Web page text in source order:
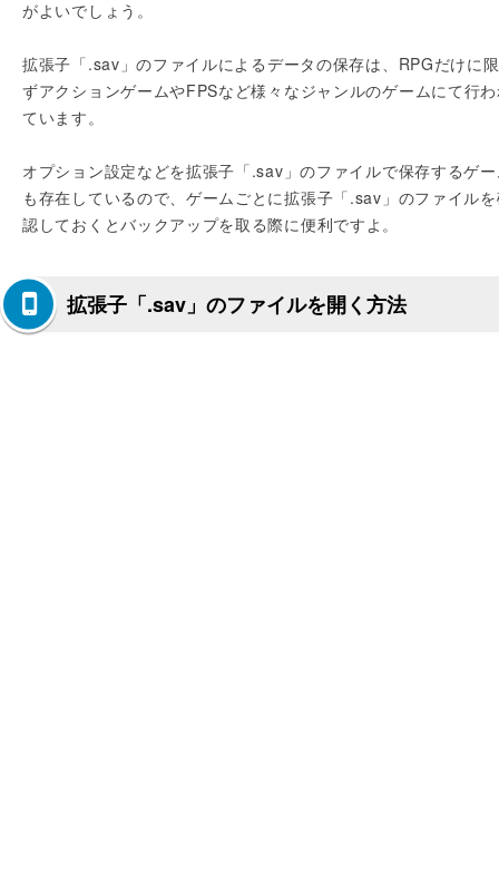
がよいでしょう。
拡張子「.sav」のファイルによるデータの保存は、RPGだけに
ずアクションゲームやFPSなど様々なジャンルのゲームにて行
ています。
オプション設定などを拡張子「.sav」のファイルで保存するゲ
も存在しているので、ゲームごとに拡張子「.sav」のファイル
認しておくとバックアップを取る際に便利ですよ。
拡張子「.sav」のファイルを開く方法